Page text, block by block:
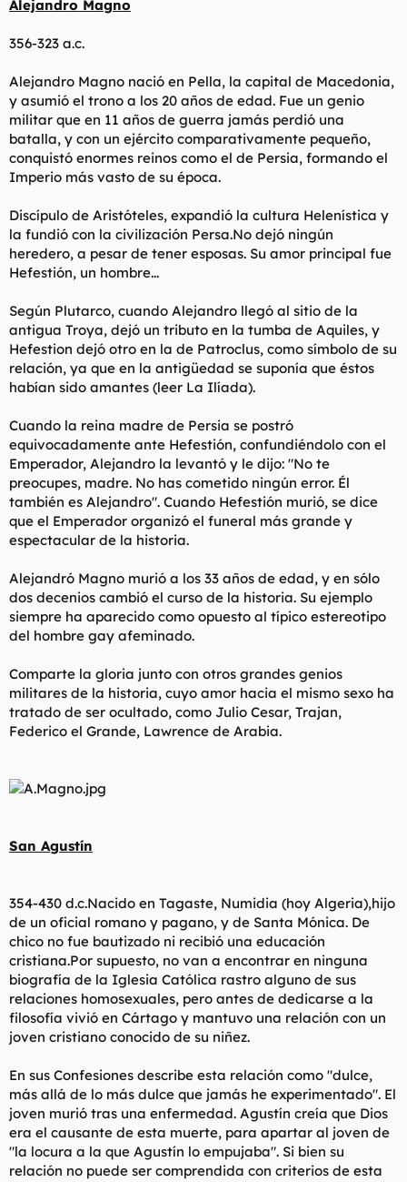
Alejandro Magno
356-323 a.c.
Alejandro Magno nació en Pella, la capital de Macedonia,
y asumió el trono a los 20 años de edad. Fue un genio
militar que en 11 años de guerra jamás perdió una
batalla, y con un ejército comparativamente pequeño,
conquistó enormes reinos como el de Persia, formando el
Imperio más vasto de su época.
Discípulo de Aristóteles, expandió la cultura Helenística y
la fundió con la civilización Persa.No dejó ningún
heredero, a pesar de tener esposas. Su amor principal fue
Hefestión, un hombre...
Según Plutarco, cuando Alejandro llegó al sitio de la
antigua Troya, dejó un tributo en la tumba de Aquiles, y
Hefestion dejó otro en la de Patroclus, como símbolo de su
relación, ya que en la antigüedad se suponía que éstos
habían sido amantes (leer La Ilíada).
Cuando la reina madre de Persia se postró
equivocadamente ante Hefestión, confundiéndolo con el
Emperador, Alejandro la levantó y le dijo: "No te
preocupes, madre. No has cometido ningún error. Él
también es Alejandro". Cuando Hefestión murió, se dice
que el Emperador organizó el funeral más grande y
espectacular de la historia.
Alejandró Magno murió a los 33 años de edad, y en sólo
dos decenios cambió el curso de la historia. Su ejemplo
siempre ha aparecido como opuesto al típico estereotipo
del hombre gay afeminado.
Comparte la gloria junto con otros grandes genios
militares de la historia, cuyo amor hacia el mismo sexo ha
tratado de ser ocultado, como Julio Cesar, Trajan,
Federico el Grande, Lawrence de Arabia.
San Agustín
354-430 d.c.Nacido en Tagaste, Numidia (hoy Algeria),hijo
de un oficial romano y pagano, y de Santa Mónica. De
chico no fue bautizado ni recibió una educación
cristiana.Por supuesto, no van a encontrar en ninguna
biografía de la Iglesia Católica rastro alguno de sus
relaciones homosexuales, pero antes de dedicarse a la
filosofía vivió en Cártago y mantuvo una relación con un
joven cristiano conocido de su niñez.
En sus Confesiones describe esta relación como "dulce,
más allá de lo más dulce que jamás he experimentado". El
joven murió tras una enfermedad. Agustín creía que Dios
era el causante de esta muerte, para apartar al joven de
"la locura a la que Agustín lo empujaba". Si bien su
relación no puede ser comprendida con criterios de esta